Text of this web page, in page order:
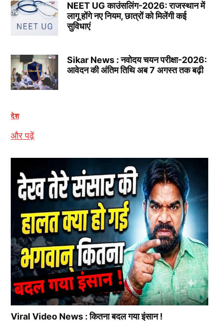
NEET UG काउंसलिंग-2026: राजस्थान में
लागू होंगे नए नियम, छात्रों को मिलेंगी कई
सुविधाएं
Sikar News : नवोदय चयन परीक्षा-2026:
आवेदन की अंतिम तिथि अब 7 अगस्त तक बढ़ी
देश
और पढ़ें
Viral Video News : कितना बदल गया इंसान !